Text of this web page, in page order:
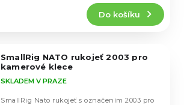
Do košíku
SmallRig NATO rukojeť 2003 pro
kamerové klece
SKLADEM V PRAZE
SmallRig Nato rukojeť s označením 2003 pro